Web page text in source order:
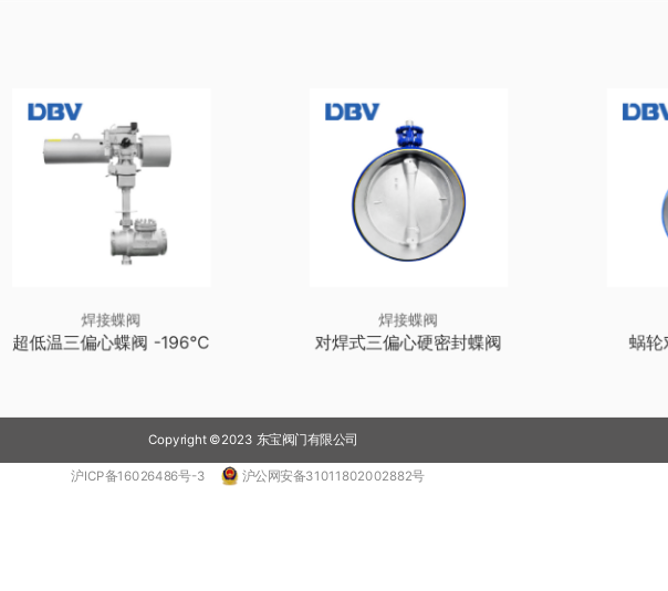
焊接蝶阀
超低温三偏心蝶阀 -196℃
焊接蝶阀
对焊式三偏心硬密封蝶阀 蜗轮
Copyright ©2023 东宝阀门有限公司
沪ICP备16026486号-3 沪公网安备31011802002882号